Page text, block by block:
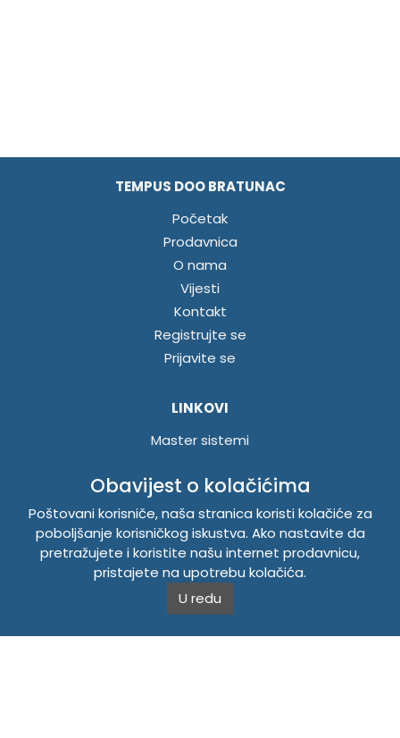
TEMPUS DOO BRATUNAC
Početak
Prodavnica
O nama
Vijesti
Kontakt
Registrujte se
Prijavite se
LINKOVI
Master sistemi
Akcije
INFORMACIJE
Politika o kolačićima
Uslovi korištenja
Politika privatnosti
Obavijest o kolačićima
Poštovani korisniče, naša stranica koristi kolačiće za
poboljšanje korisničkog iskustva. Ako nastavite da
pretražujete i koristite našu internet prodavnicu,
pristajete na upotrebu kolačića.
U redu